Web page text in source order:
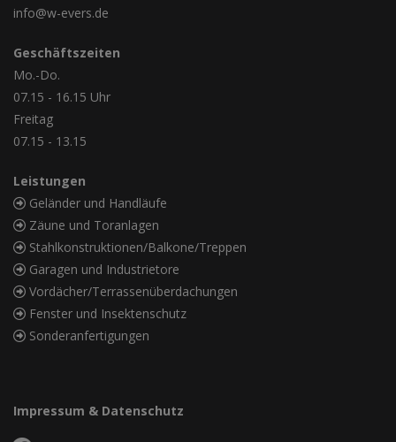
info@w-evers.de
Geschäftszeiten
Mo.-Do.
07.15 - 16.15 Uhr
Freitag
07.15 - 13.15
Leistungen
Geländer und Handläufe
Zäune und Toranlagen
Stahlkonstruktionen/Balkone/Treppen
Garagen und Industrietore
Vordächer/Terrassenüberdachungen
Fenster und Insektenschutz
Sonderanfertigungen
Impressum & Datenschutz